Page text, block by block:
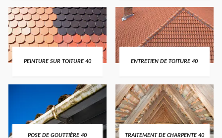
PEINTURE SUR TOITURE 40 ENTRETIEN DE TOITURE 40
POSE DE GOUTTIÈRE 40
TRAITEMENT DE CHARPENTE 40